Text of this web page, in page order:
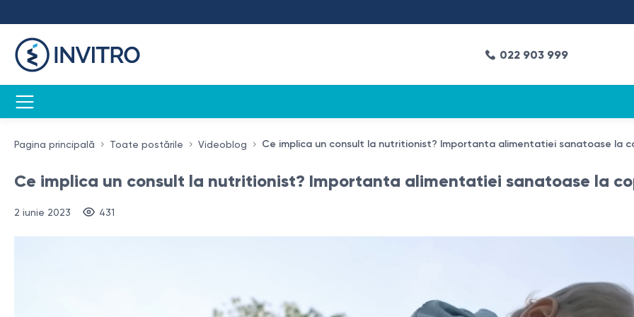
022 903 999
Pagina principală Toate postările Videoblog Ce implica un consult la nutritionist? Importanta alimentatiei sanatoase la
Ce implica un consult la nutritionist? Importanta alimentatiei sanatoase la
2 iunie 2023 431